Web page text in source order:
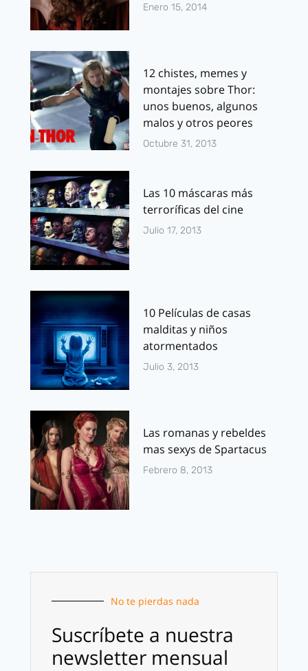
Enero 15, 2014
12 chistes, memes y
montajes sobre Thor:
unos buenos, algunos
malos y otros peores
Octubre 31, 2013
Las 10 máscaras más
terroríficas del cine
Julio 17, 2013
10 Películas de casas
malditas y niños
atormentados
Julio 3, 2013
Las romanas y rebeldes
mas sexys de Spartacus
Febrero 8, 2013
No te pierdas nada
Suscríbete a nuestra
newsletter mensual